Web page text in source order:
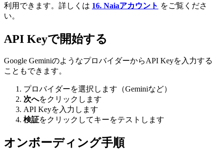
利用できます。詳しくは 16. Naiaアカウント をご覧くださ
い。
API Keyで開始する
Google GeminiのようなプロバイダーからAPI Keyを入力する
こともできます。
プロバイダーを選択します（Geminiなど）
次へをクリックします
API Keyを入力します
検証をクリックしてキーをテストします
オンボーディング手順